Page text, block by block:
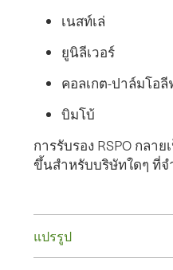
เนสท์เล่
ยูนิลีเวอร์
คอลเกต-ปาล์มโอลี
บิมโบ้
การรับรอง RSPO กลา
ขึ้นสำหรับบริษัทใดๆ ที่
แปรรูป